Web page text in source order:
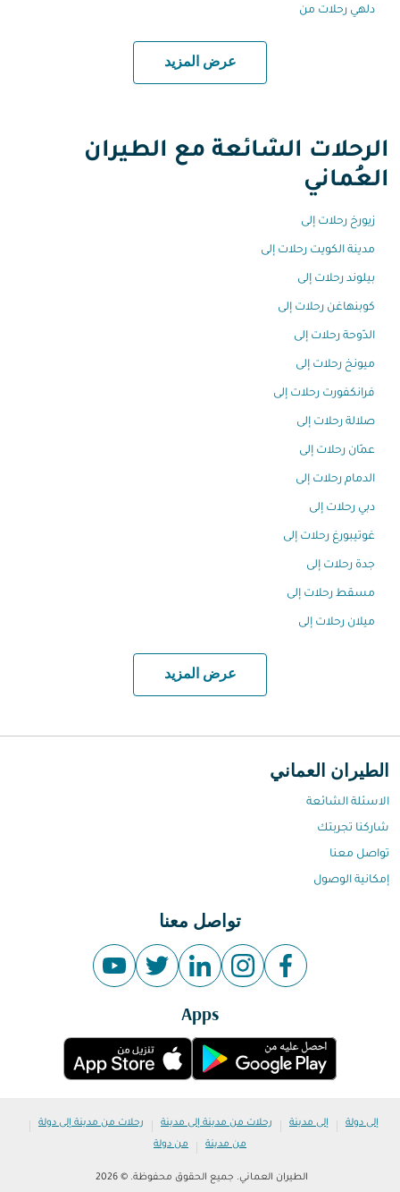
دلهي رحلات من
عرض المزيد
الرحلات الشائعة مع الطيران
العُماني
زيورخ رحلات إلى
مدينة الكويت رحلات إلى
بيلوند رحلات إلى
كوبنهاغن رحلات إلى
الدّوحة رحلات إلى
ميونخ رحلات إلى
فرانكفورت رحلات إلى
صلالة رحلات إلى
عمّان رحلات إلى
الدمام رحلات إلى
دبي رحلات إلى
غوتيبورغ رحلات إلى
جدة رحلات إلى
مسقط رحلات إلى
ميلان رحلات إلى
عرض المزيد
الطيران العماني
الاسئلة الشائعة
شاركنا تجربتك
تواصل معنا
إمكانية الوصول
تواصل معنا
Apps
إلى دولة | إلى مدينة | رحلات من مدينة إلى مدينة | رحلات من مدينة إلى دولة |
من مدينة | من دولة
الطيران العماني. جميع الحقوق محفوظة. © 2026